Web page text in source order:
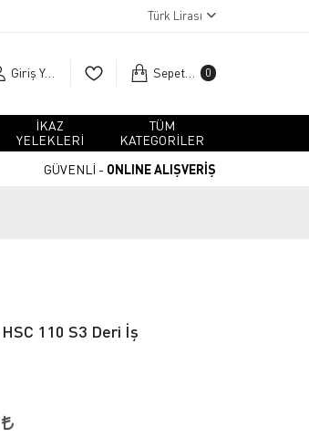
Türk Lirası
Giriş Yap Sepetim 0
İKAZ
YELEKLERİ
TÜM
KATEGORİLER
GÜVENLİ - ONLINE ALIŞVERİŞ
110 S3 Deri İş